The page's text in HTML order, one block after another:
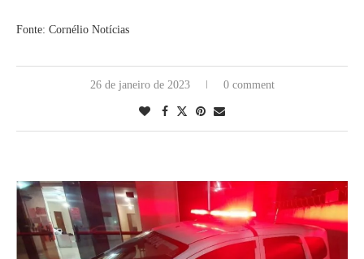
Fonte: Cornélio Notícias
26 de janeiro de 2023 0 comment